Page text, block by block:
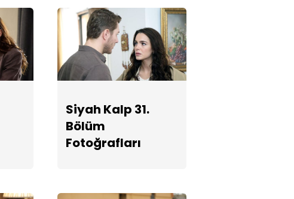
Bölüm
Fotoğrafları
Siyah Kalp 25.
Bölüm
Siyah Kalp 24.
Siyah Kalp 31.
Bölüm
Fotoğrafları